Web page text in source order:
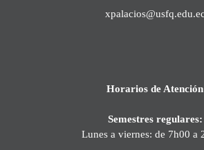
xpalacios@usfq.edu.ec
Horarios de Atención
Semestres regulares:
Lunes a viernes: de 7h00 a